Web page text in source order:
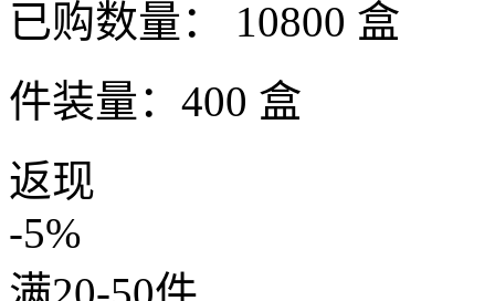
已购数量：
10800 盒
件装量：400 盒
返现
-5%